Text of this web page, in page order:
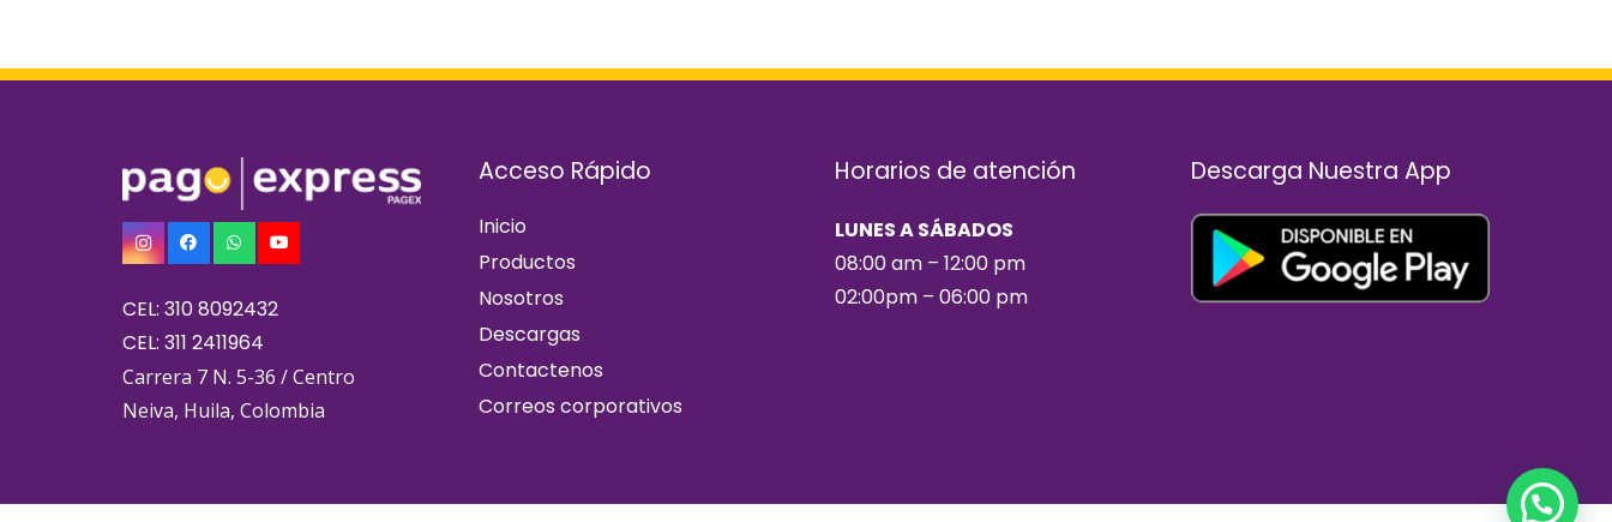
CEL: 310 8092432
CEL: 311 2411964
Carrera 7 N. 5-36 / Centro
Neiva, Huila, Colombia
Acceso Rápido
Inicio
Productos
Nosotros
Descargas
Contactenos
Correos corporativos
Horarios de atención
LUNES A SÁBADOS
08:00 am – 12:00 pm
02:00pm – 06:00 pm
Descarga Nuestra App